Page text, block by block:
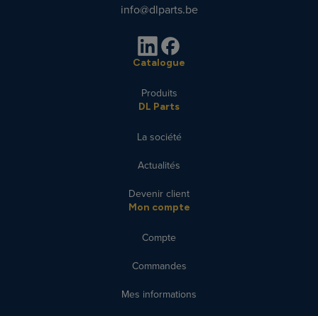
info@dlparts.be
Catalogue
Produits
DL Parts
La société
Actualités
Devenir client
Mon compte
Compte
Commandes
Mes informations